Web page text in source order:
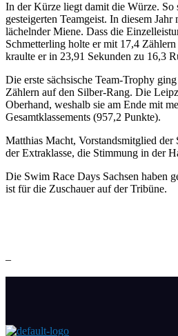
In der Kürze liegt damit die Würze. So
gesteigerten Teamgeist. In diesem
lächelnder Miene. Dass die
Schmetterling holte er mit 17,4
kraulte er in 23,91 Sekunden zu 16,3
Die erste sächsische Team-Trophy
Zählern auf den Silber-Rang. Die
Oberhand, weshalb sie am Ende mit
Gesamtklassements (957,2 Punkte).
Matthias Macht, Vorstandsmitglied der
der Extraklasse, die Stimmung in der
Die Swim Race Days Sachsen haben
ist für die Zuschauer auf der Tribüne.
–